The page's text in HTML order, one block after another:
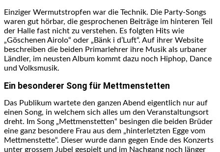
Einziger Wermutstropfen war die Technik. Die Party-Songs
waren gut hörbar, die gesprochenen Beiträge im hinteren Teil
der Halle fast nicht zu verstehen. Es folgten Hits wie
„Göschenen Airolo“ oder „Bänk i d’Luft“. Auf ihrer Website
beschreiben die beiden Primarlehrer ihre Musik als urbaner
Ländler, im neusten Album kommt dazu noch Hiphop, Dance
und Volksmusik.
Ein besonderer Song für Mettmenstetten
Das Publikum wartete den ganzen Abend eigentlich nur auf
einen Song, in welchem sich alles um den Veranstaltungsort
dreht. Im Song „Mettmenstetten“ besingen die beiden Brüder
eine ganz besondere Frau aus dem „hinterletzten Egge vom
Mettmenstette“. Dieser wurde dann gegen Ende des Konzerts
unter grossem Jubel gespielt und im Nachgang noch länger